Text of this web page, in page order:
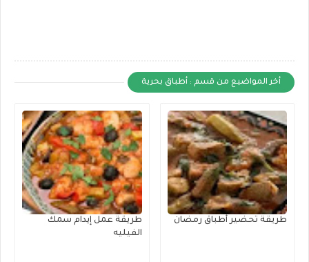
أخر المواضيع من قسم : أطباق بحرية
طريقة تحضير أطباق رمضان
طريقة عمل إيدام سمك
الفيليه